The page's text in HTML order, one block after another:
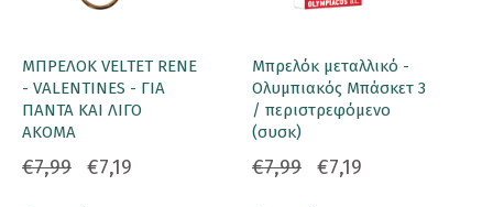
ΜΠΡΕΛΟΚ VELTET RENE
- VALENTINES - ΓΙΑ
ΠΑΝΤΑ ΚΑΙ ΛΙΓΟ
ΑΚΟΜΑ
€7,99 €7,19
Μπρελόκ μεταλλικό -
Ολυμπιακός Μπάσκετ 3
/ περιστρεφόμενο
(συσκ)
€7,99 €7,19